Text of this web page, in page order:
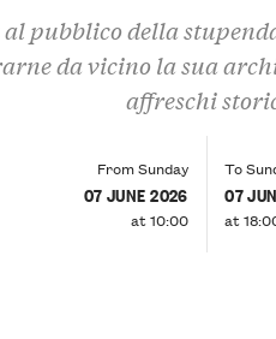
pubblico della
da vicino la sua
affreschi
From Sunday
07 JUNE 2026
at 10:00
To
07
at